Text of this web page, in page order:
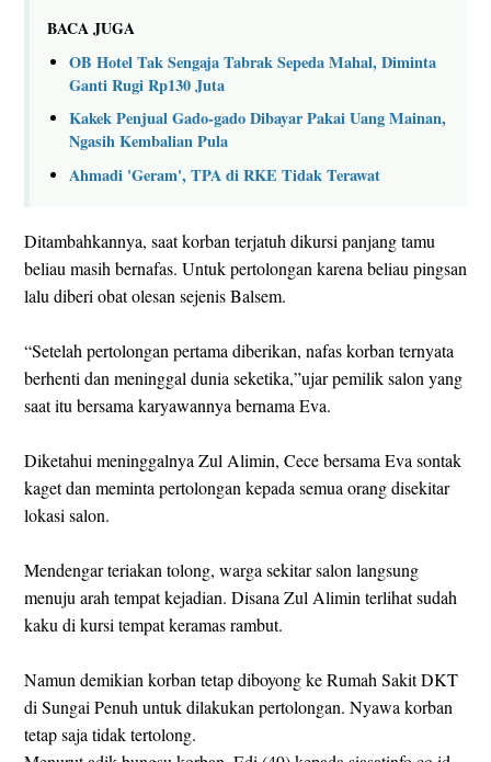
BACA JUGA
OB Hotel Tak Sengaja Tabrak Sepeda Mahal, Diminta
Ganti Rugi Rp130 Juta
Kakek Penjual Gado-gado Dibayar Pakai Uang Mainan,
Ngasih Kembalian Pula
Ahmadi 'Geram', TPA di RKE Tidak Terawat
Ditambahkannya, saat korban terjatuh dikursi panjang tamu
beliau masih bernafas. Untuk pertolongan karena beliau pingsan
lalu diberi obat olesan sejenis Balsem.
“Setelah pertolongan pertama diberikan, nafas korban ternyata
berhenti dan meninggal dunia seketika,”ujar pemilik salon yang
saat itu bersama karyawannya bernama Eva.
Diketahui meninggalnya Zul Alimin, Cece bersama Eva sontak
kaget dan meminta pertolongan kepada semua orang disekitar
lokasi salon.
Mendengar teriakan tolong, warga sekitar salon langsung
menuju arah tempat kejadian. Disana Zul Alimin terlihat sudah
kaku di kursi tempat keramas rambut.
Namun demikian korban tetap diboyong ke Rumah Sakit DKT
di Sungai Penuh untuk dilakukan pertolongan. Nyawa korban
tetap saja tidak tertolong.